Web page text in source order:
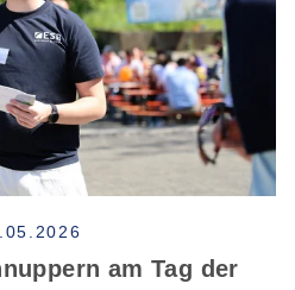
am Tag der